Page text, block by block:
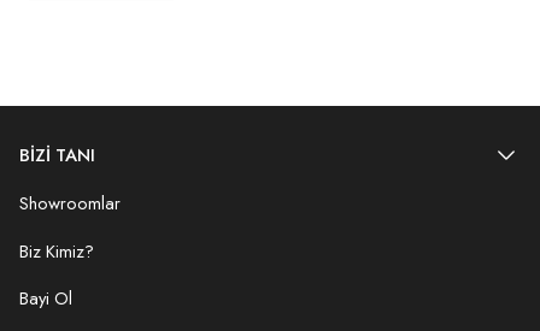
BİZİ TANI
Showroomlar
Biz Kimiz?
Bayi Ol